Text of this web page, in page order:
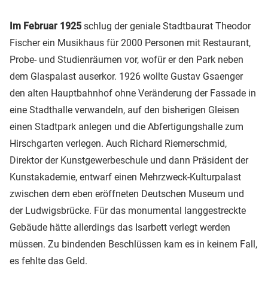
Im Februar 1925 schlug der geniale Stadtbaurat Theodor
Fischer ein Musikhaus für 2000 Personen mit Restaurant,
Probe- und Studienräumen vor, wofür er den Park neben
dem Glaspalast auserkor. 1926 wollte Gustav Gsaenger
den alten Hauptbahnhof ohne Veränderung der Fassade in
eine Stadthalle verwandeln, auf den bisherigen Gleisen
einen Stadtpark anlegen und die Abfertigungshalle zum
Hirschgarten verlegen. Auch Richard Riemerschmid,
Direktor der Kunstgewerbeschule und dann Präsident der
Kunstakademie, entwarf einen Mehrzweck-Kulturpalast
zwischen dem eben eröffneten Deutschen Museum und
der Ludwigsbrücke. Für das monumental langgestreckte
Gebäude hätte allerdings das Isarbett verlegt werden
müssen. Zu bindenden Beschlüssen kam es in keinem Fall,
es fehlte das Geld.